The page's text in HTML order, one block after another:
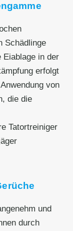
Schädlinge
Eiablage in der
erfolgt
von
die die
Tatortreiniger
und
durch